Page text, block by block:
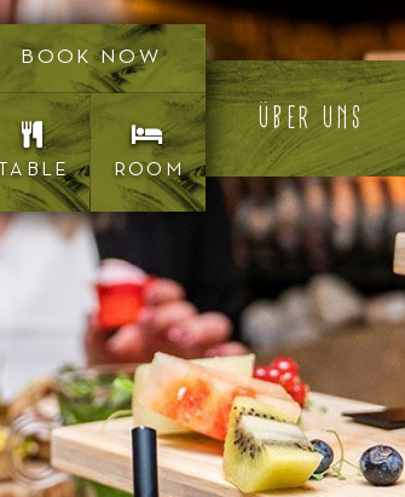
BOOK NOW
TABLE ROOM
ÜBER UNS